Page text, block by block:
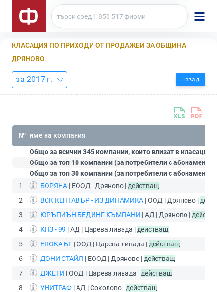
КЛАСАЦИЯ ПО ПРИХОДИ ОТ ПРОДАЖБИ ЗА ОБЩИНА
ДРЯНОВО
за 2017 г. назад
№ име на компания
Общо за всички 345 компании, които влизат в
Общо за топ 10 компании (за потребители с абонамент
Общо за топ 30 компании (за потребители с абонамент
1
БОРЯНА | ЕООД | Дряново | действащ
2
ВСК КЕНТАВЪР - ИЗ ДИНАМИКА | ООД | Дряново |
3
ЮРЪПИЪН БЕДИНГ КЪМПАНИ | АД | Дряново |
4
КПЗ - 99 | АД | Царева ливада | действащ
5
ЕПОКА БГ | ООД | Царева ливада | действащ
6
ДОНИ СТАЙЛ | ЕООД | Дряново | действащ
7
ДЖЕТИ | ООД | Царева ливада | действащ
8
УНИТРАФ | АД | Соколово | действащ